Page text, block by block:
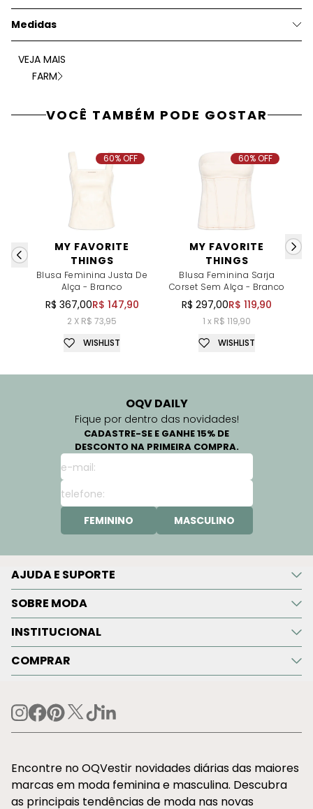
Medidas
VEJA MAIS
FARM
VOCÊ TAMBÉM PODE GOSTAR
MY FAVORITE
THINGS
Blusa Feminina Justa De
Alça - Branco
R$ 367,00R$ 147,90
2 X R$ 73,95
60% OFF
WISHLIST
MY FAVORITE
THINGS
Blusa Feminina Sarja
Corset Sem Alça - Branco
R$ 297,00R$ 119,90
1 x R$ 119,90
60% OFF
WISHLIST
OQV DAILY
Fique por dentro das novidades!
CADASTRE-SE E GANHE 15% DE
DESCONTO NA PRIMEIRA COMPRA.
FEMININO MASCULINO
AJUDA E SUPORTE
SOBRE MODA
INSTITUCIONAL
COMPRAR
Encontre no OQVestir novidades diárias das maiores
marcas em moda feminina e masculina. Descubra
as principais tendências de moda nas novas